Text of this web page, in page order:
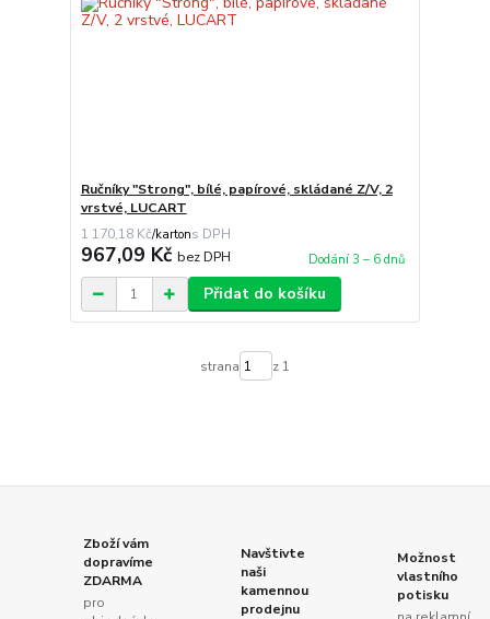
Ručníky "Strong", bílé, papírové, skládané Z/V, 2
vrstvé, LUCART
1 170,18 Kč/karton
967,09 Kč bez DPH Dodání 3 – 6 dnů
Přidat do košíku
strana z 1
Zboží vám
dopravíme
ZDARMA
pro
Navštivte
naši
kamennou
prodejnu
Možnost
vlastního
potisku